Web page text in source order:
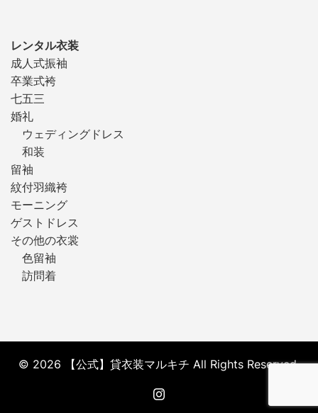
レンタル衣装
成人式振袖
卒業式袴
七五三
婚礼
ウェディングドレス
和装
留袖
紋付羽織袴
モーニング
ゲストドレス
その他の衣裳
色留袖
訪問着
© 2026 【公式】貸衣装マルキチ All Rights Reserved.